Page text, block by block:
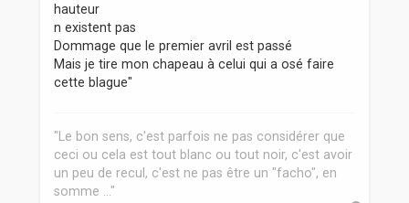
hauteur
n existent pas
Dommage que le premier avril est passé
Mais je tire mon chapeau à celui qui a osé faire
cette blague"
"Le bon sens, c'est parfois ne pas considérer que
ceci ou cela est tout blanc ou tout noir, c'est avoir
un peu de recul, c'est ne pas être un "facho", en
somme ..."